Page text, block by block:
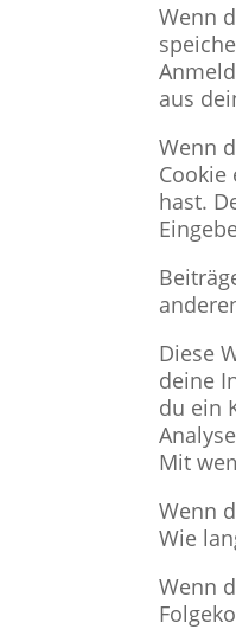
Wenn
aus
Wenn
hast.
Diese
deine
du ein
Mit
Wenn
Wie
Wenn